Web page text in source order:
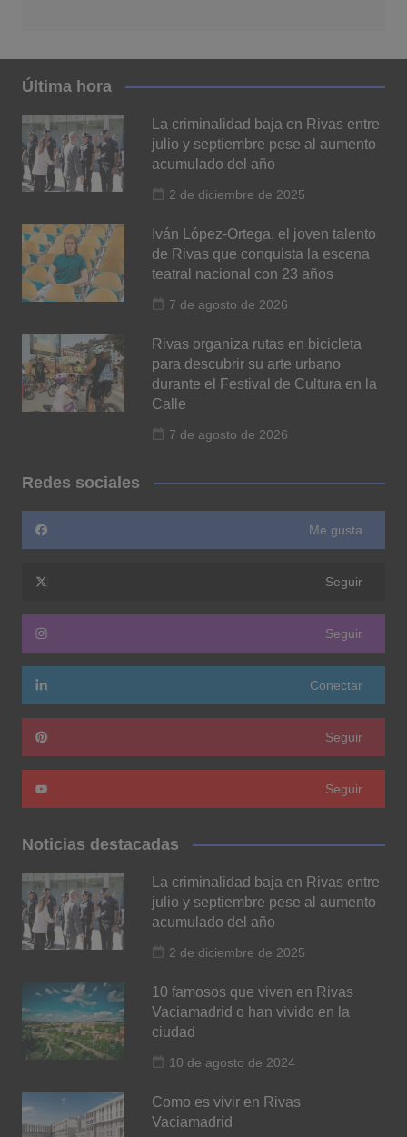
Última hora
La criminalidad baja en Rivas entre
julio y septiembre pese al aumento
acumulado del año
2 de diciembre de 2025
Iván López-Ortega, el joven talento
de Rivas que conquista la escena
teatral nacional con 23 años
7 de agosto de 2026
Rivas organiza rutas en bicicleta
para descubrir su arte urbano
durante el Festival de Cultura en la
Calle
7 de agosto de 2026
Redes sociales
Me gusta
Seguir
Seguir
Conectar
Seguir
Seguir
Noticias destacadas
La criminalidad baja en Rivas entre
julio y septiembre pese al aumento
acumulado del año
2 de diciembre de 2025
10 famosos que viven en Rivas
Vaciamadrid o han vivido en la
ciudad
10 de agosto de 2024
Como es vivir en Rivas
Vaciamadrid